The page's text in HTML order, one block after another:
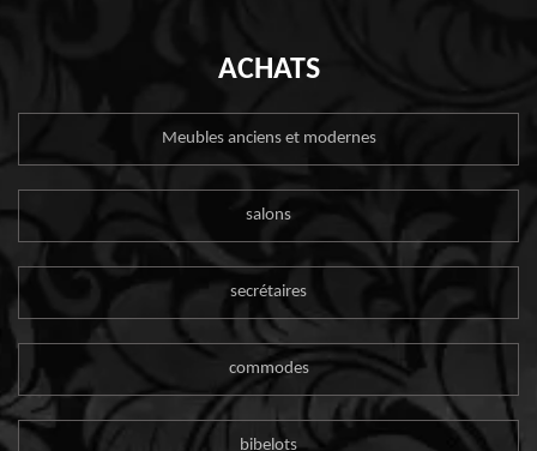
ACHATS
Meubles anciens et modernes
salons
secrétaires
commodes
bibelots